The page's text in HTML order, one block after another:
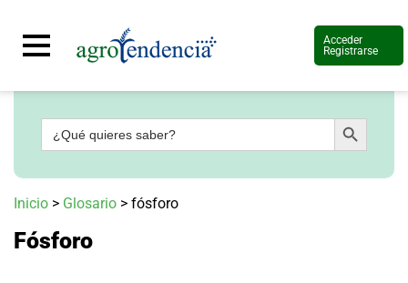
Acceder
Registrarse
Señal
en
más
Agrotendencia
Buscar: Botón de búsqueda
Inicio > Glosario > fósforo
Fósforo